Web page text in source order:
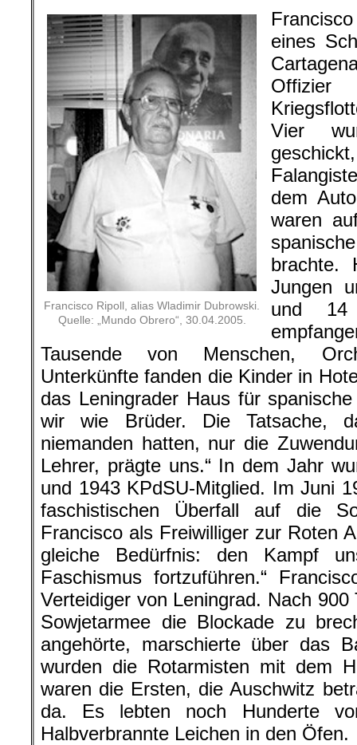
Francisco Ripoll, alias Wladimir Dubrowski.
Quelle: „Mundo Obrero“, 30.04.2005.
eines
Offizier
Vier
dem
waren
brachte.
Jungen
und 14
Tausende von Menschen,
Unterkünfte fanden die Kinder in
das Leningrader Haus für
wir wie Brüder. Die Tatsache,
niemanden hatten, nur die
Lehrer, prägte uns.“ In dem Jahr
und 1943 KPdSU-Mitglied. Im Juni
faschistischen Überfall auf die
Francisco als Freiwilliger zur Roten
gleiche Bedürfnis: den Kampf
Faschismus fortzuführen.“
Verteidiger von Leningrad. Nach
Sowjetarmee die Blockade zu
angehörte, marschierte über das
wurden die Rotarmisten mit dem
waren die Ersten, die Auschwitz
da. Es lebten noch Hunderte
Halbverbrannte Leichen in den Öfen.